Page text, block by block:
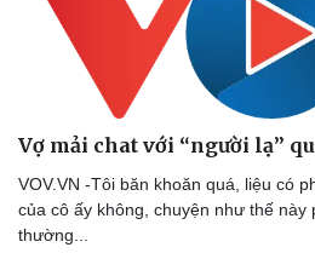
Vợ mải chat với “người lạ”
VOV.VN -Tôi băn khoăn quá, liệu có
của cô ấy không, chuyện như thế này
thường...